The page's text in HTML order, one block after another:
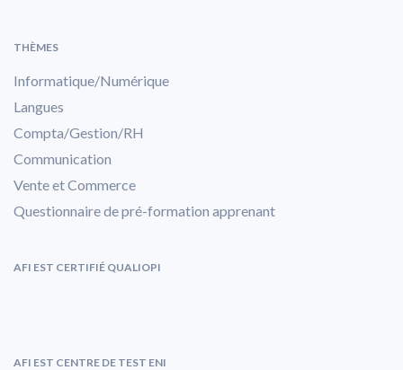
THÈMES
Informatique/Numérique
Langues
Compta/Gestion/RH
Communication
Vente et Commerce
Questionnaire de pré-formation apprenant
AFI EST CERTIFIÉ QUALIOPI
AFI EST CENTRE DE TEST ENI